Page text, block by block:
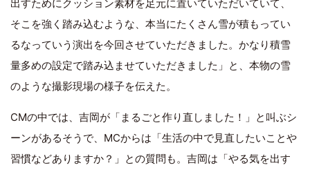
出すためにクッション素材を足元に置いていただいていて、
そこを強く踏み込むような、本当にたくさん雪が積もってい
るなっていう演出を今回させていただきました。かなり積雪
量多めの設定で踏み込ませていただきました」と、本物の雪
のような撮影現場の様子を伝えた。
CMの中では、吉岡が「まるごと作り直しました！」と叫ぶシ
ーンがあるそうで、MCからは「生活の中で見直したいことや
習慣などありますか？」との質問も。吉岡は「やる気を出す